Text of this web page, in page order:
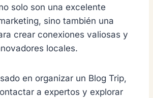
solo son una excelente
sino también una
crear conexiones valiosas y
locales.
en organizar un Blog Trip,
a expertos y explorar